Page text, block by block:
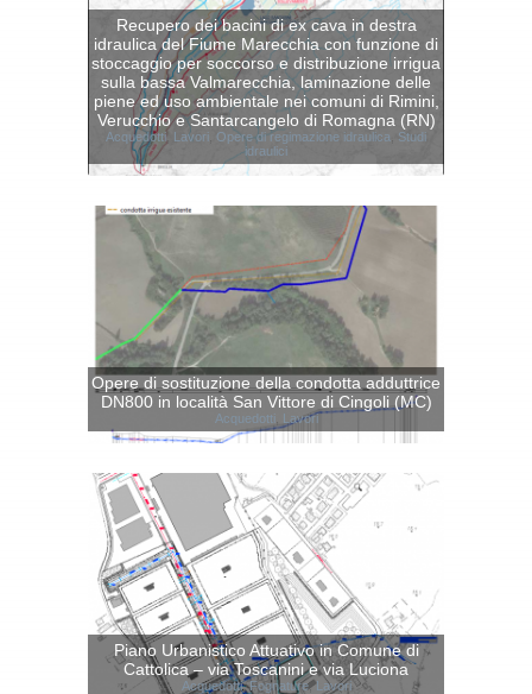
Recupero dei bacini di ex cava in destra
idraulica del Fiume Marecchia con funzione di
stoccaggio per soccorso e distribuzione irrigua
sulla bassa Valmarecchia, laminazione delle
piene ed uso ambientale nei comuni di Rimini,
Verucchio e Santarcangelo di Romagna (RN)
Acquedotti, Lavori Opere di regimazione idraulica
Studi
idraulici
Opere di sostituzione della condotta adduttrice
DN800 in località San Vittore di Cingoli (MC)
Acquedotti, Lavori
Piano Urbanistico Attuativo in Comune di
Cattolica – via Toscanini e via Luciona
Acquedotti,Fognature,Lavori